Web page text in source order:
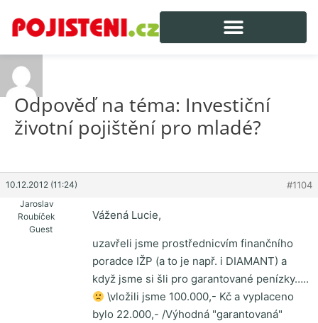
Odpověď na téma: Investiční
životní pojištění pro mladé?
10.12.2012 (11:24) #1104
Jaroslav
Roubíček
Guest
Vážená Lucie,
uzavřeli jsme prostřednicvím finančního
poradce IŽP (a to je např. i DIAMANT) a
když jsme si šli pro garantované penízky…..
\vložili jsme 100.000,- Kč a vyplaceno
bylo 22.000,- /Výhodná "garantovaná"